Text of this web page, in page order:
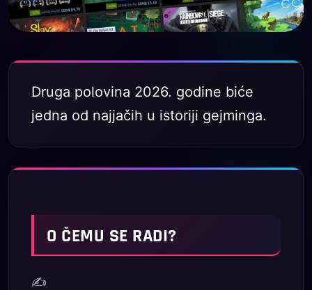
Druga polovina 2026. godine biće
jedna od najjačih u istoriji gejminga.
O ČEMU SE RADI?
✍️